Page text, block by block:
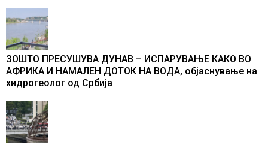
ЗОШТО ПРЕСУШУВА ДУНАВ – ИСПАРУВАЊЕ КАКО ВО
АФРИКА И НАМАЛЕН ДОТОК НА ВОДА, објаснување на
хидрогеолог од Србија